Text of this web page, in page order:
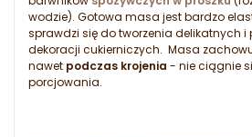
wodzie). Gotowa masa jest bardzo
sprawdzi się do tworzenia delikatnych i
dekoracji cukierniczych. Masa
nawet podczas krojenia - nie ciągnie
porcjowania.